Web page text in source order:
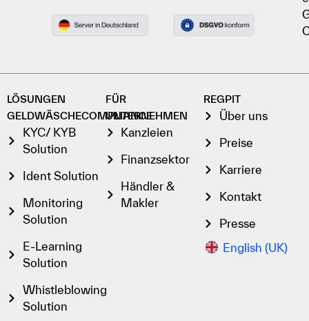
LÖSUNGEN
GELDWÄSCHECOMPLIANCE
KYC/ KYB
Solution
Ident Solution
Monitoring
Solution
E-Learning
Solution
Whistleblowing
Solution
FÜR
UNTERNEHMEN
Kanzleien
Finanzsektor
Händler &
Makler
REGPIT
Über uns
Preise
Karriere
Kontakt
Presse
English (UK)